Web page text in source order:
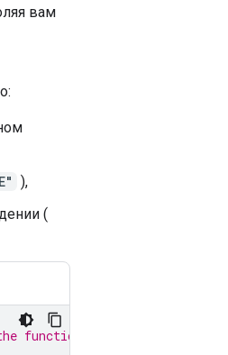
вам
),
(
function response: